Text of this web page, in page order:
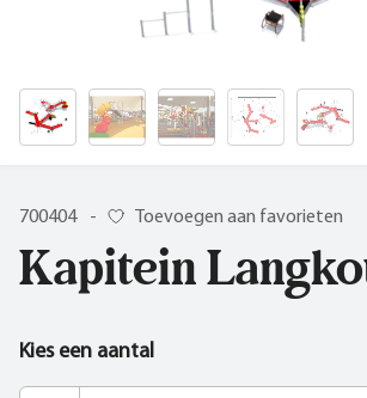
700404 - Toevoegen aan favorieten
Kapitein
Kies een aantal